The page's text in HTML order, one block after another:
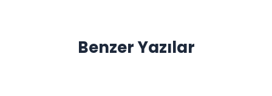
Benzer Yazılar